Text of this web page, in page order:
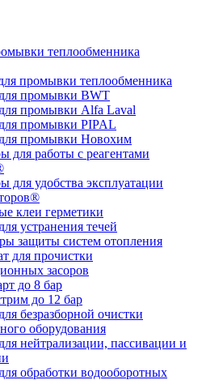
теплообменника
промывки теплообменника
промывки BWT
промывки Alfa Laval
промывки PIPAL
промывки Новохим
для работы с реагентами
для удобства эксплуатации
клеи герметики
устранения течей
защиты систем отопления
для прочистки
засоров
до 8 бар
до 12 бар
безразборной очистки
оборудования
нейтрализации, пассивации и
обработки водооборотных